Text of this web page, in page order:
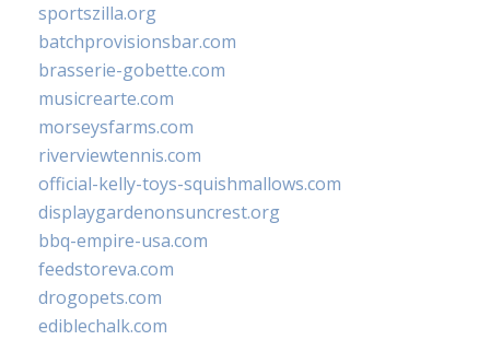
sportszilla.org
batchprovisionsbar.com
brasserie-gobette.com
musicrearte.com
morseysfarms.com
riverviewtennis.com
official-kelly-toys-squishmallows.com
displaygardenonsuncrest.org
bbq-empire-usa.com
feedstoreva.com
drogopets.com
ediblechalk.com